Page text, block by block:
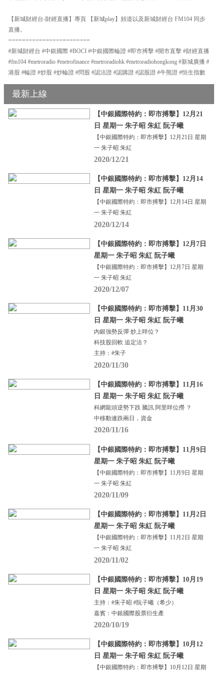
【新城財經台-財經直播】專頁 【新城play】頻道以及新城財經台 FM104 同步
直播。
========================
#新城財經台 #中銀國際 #BOCI #中銀國際輪證 #即市搏擊 #開市直擊 #財經直播
#fm104 #metroradio #metrofinance #metroradiohk #metroradiohongkong #新城廣播 #
港股 #輪證 #炒股 #炒輪證 #問股 #認沽證 #認購證 #認股證 #牛熊證 #恒生指數
最新上線
【中銀國際特約：即市搏擊】12月21
日 星期一 朱子昭 朱紅 阮子曦
【中銀國際特約：即市搏擊】12月21日 星期
一 朱子昭 朱紅
2020/12/21
【中銀國際特約：即市搏擊】12月14
日 星期一 朱子昭 朱紅 阮子曦
【中銀國際特約：即市搏擊】12月14日 星期
一 朱子昭 朱紅
2020/12/14
【中銀國際特約：即市搏擊】12月7日
星期一 朱子昭 朱紅 阮子曦
【中銀國際特約：即市搏擊】12月7日 星期
一 朱子昭 朱紅
2020/12/07
【中銀國際特約：即市搏擊】11月30
日 星期一 朱子昭 朱紅 阮子曦
內銀強勢反彈 炒上咩位？
科技股回軟 追定沽？
主持：#朱子
2020/11/30
【中銀國際特約：即市搏擊】11月16
日 星期一 朱子昭 朱紅 阮子曦
科網龍頭逆勢下跌 騰訊 阿里咩位撈 ？
中移動連跌兩日，資金
2020/11/16
【中銀國際特約：即市搏擊】11月9日
星期一 朱子昭 朱紅 阮子曦
【中銀國際特約：即市搏擊】11月9日 星期
一 朱子昭 朱紅
2020/11/09
【中銀國際特約：即市搏擊】11月2日
星期一 朱子昭 朱紅 阮子曦
【中銀國際特約：即市搏擊】11月2日 星期
一 朱子昭 朱紅
2020/11/02
【中銀國際特約：即市搏擊】10月19
日 星期一 朱子昭 朱紅 阮子曦
主持：#朱子昭 #阮子曦（希少）
嘉賓：中銀國際股票衍生產
2020/10/19
【中銀國際特約：即市搏擊】10月12
日 星期一 朱子昭 朱紅 阮子曦
【中銀國際特約：即市搏擊】10月12日 星期